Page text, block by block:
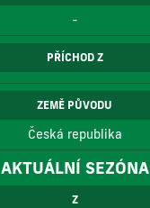
-
PŘÍCHOD Z
ZEMĚ PŮVODU
Česká republika
AKTUÁLNÍ SEZÓNA
Z